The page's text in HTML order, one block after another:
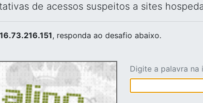
de acessos suspeitos a sites
, responda ao desafio abaixo.
Digite a palavra na